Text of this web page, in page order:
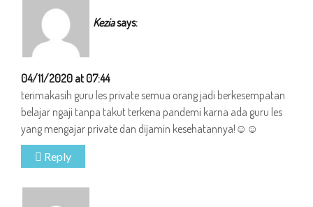
Keziasays:
04/11/2020 at 07:44
terimakasih guru les private semua orang jadi berkesempatan
belajar ngaji tanpa takut terkena pandemi karna ada guru les
yang mengajar private dan dijamin kesehatannya!☺️☺️
Reply